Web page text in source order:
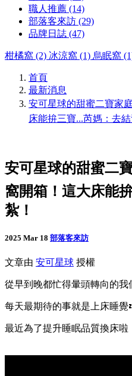
職人推薦 (14)
部落客來訪 (29)
品牌日誌 (47)
柑橘窩 (2) 冰涼窩 (1) 烏眠窩
首頁
最新消息
安可星球的甜蜜二寶家
床能拚三寶...芮媽：去結
安可星球的甜蜜二
窩開箱！這大床能
紮！
2025 Mar 18 部落客來訪
文章由 安可星球 授權
從早到晚都忙得暈頭轉向的我
每天最期待的事就是上床睡覺
最近為了提升睡眠品質換床啦